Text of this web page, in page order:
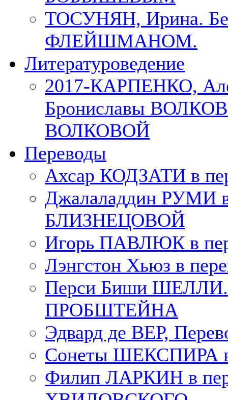
ТОСУНЯН, Ирина.
ФЛЕЙШМАНОМ.
Литературоведение
2017-КАРПЕНКО,
Брониславы
ВОЛКОВОЙ
Переводы
Ахсар КОДЗАТИ в
Джалаладдин РУМИ
БЛИЗНЕЦОВОЙ
Игорь ПАВЛЮК в
Лэнгстон Хьюз в
Перси Биши ШЕЛЛИ.
ПРОБШТЕЙНА
Эдвард де ВЕР,
Сонеты ШЕКСПИРА в
Филип ЛАРКИН в